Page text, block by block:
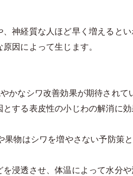
神経質な人ほど早く増えると
因によって生じます。
かなシワ改善効果が期待されて
する表皮性の小じわの解消に
物はシワを増やさない予防策
浸透させ、体温によって水分